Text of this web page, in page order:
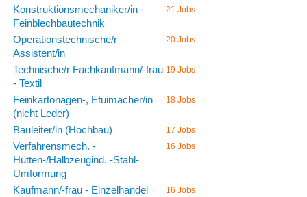
Konstruktionsmechaniker/in -
Feinblechbautechnik
21 Jobs
Operationstechnische/r
Assistent/in
20 Jobs
Technische/r Fachkaufmann/-frau
- Textil
19 Jobs
Feinkartonagen-, Etuimacher/in
(nicht Leder)
18 Jobs
Bauleiter/in (Hochbau) 17 Jobs
Verfahrensmech. -
Hütten-/Halbzeugind. -Stahl-
Umformung
16 Jobs
Kaufmann/-frau - Einzelhandel
16 Jobs